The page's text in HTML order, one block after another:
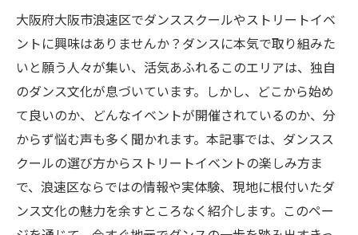
大阪府大阪市浪速区でダンススクールやストリートイベ
ントに興味はありませんか？ダンスに本気で取り組みた
いと願う人々が集い、活気あふれるこのエリアは、独自
のダンス文化が息づいています。しかし、どこから始め
て良いのか、どんなイベントが開催されているのか、分
からず悩む声も多く聞かれます。本記事では、ダンスス
クールの選び方からストリートイベントの楽しみ方ま
で、浪速区ならではの情報や実体験、現地に根付いたダ
ンス文化の魅力を余すところなく紹介します。このペー